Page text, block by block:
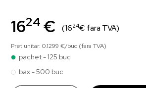
1624 € (1624€ fara TVA)
Pret unitar: 0.1299 €/buc (fara TVA)
pachet - 125 buc
bax - 500 buc